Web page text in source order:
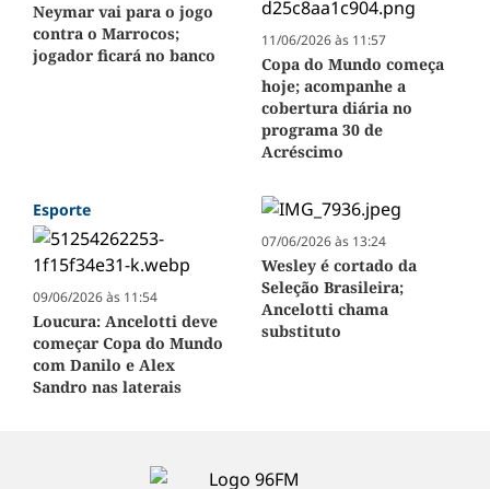
Neymar vai para o jogo
contra o Marrocos;
jogador ficará no banco
11/06/2026 às 11:57
Copa do Mundo começa
hoje; acompanhe a
cobertura diária no
programa 30 de
Acréscimo
Esporte
09/06/2026 às 11:54
Loucura: Ancelotti deve
começar Copa do Mundo
com Danilo e Alex
Sandro nas laterais
07/06/2026 às 13:24
Wesley é cortado da
Seleção Brasileira;
Ancelotti chama
substituto